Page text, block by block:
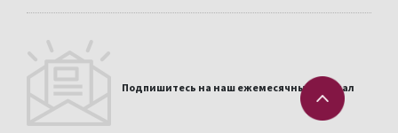
Подпишитесь на наш ежемесячный журнал